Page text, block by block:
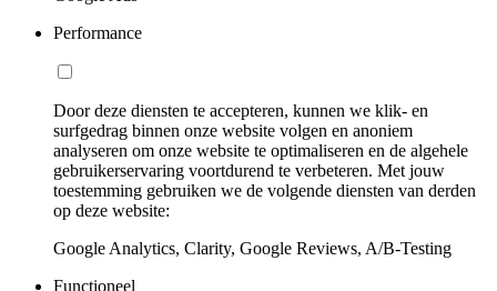
Performance
Door deze diensten te accepteren, kunnen we klik- en
surfgedrag binnen onze website volgen en anoniem
analyseren om onze website te optimaliseren en de algehele
gebruikerservaring voortdurend te verbeteren. Met jouw
toestemming gebruiken we de volgende diensten van derden
op deze website:
Google Analytics, Clarity, Google Reviews, A/B-Testing
Functioneel